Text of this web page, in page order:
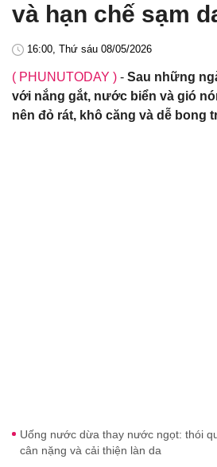
và hạn chế sạm
16:00, Thứ sáu 08/05/2026
( PHUNUTODAY ) - Sau những
với nắng gắt, nước biển và gió
nên đỏ rát, khô căng và dễ bong
Uống nước dừa thay nước ngọt: thói
cân nặng và cải thiện làn da